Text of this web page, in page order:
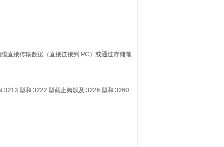
直接传输数据（直接连接到 PC）或通过存储笔
3213 型和 3222 型截止阀以及 3226 型和 3260